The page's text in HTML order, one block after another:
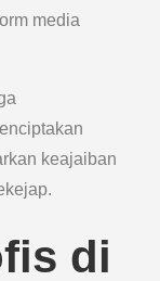
media
keajaiban
di